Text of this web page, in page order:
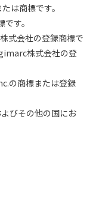
は商標です。
す。
会社の登録商標で
株式会社の登
の商標または登録
びその他の国にお